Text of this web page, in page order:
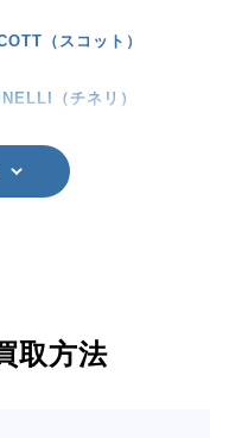
（スコット）
（チネリ）
取方法